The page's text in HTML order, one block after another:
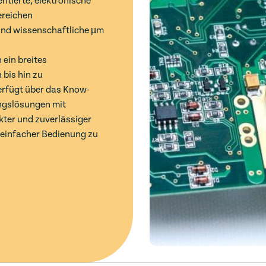
wissenschaftliche µm
ein breites
hin zu
über das Know-
mit
und zuverlässiger
Bedienung zu